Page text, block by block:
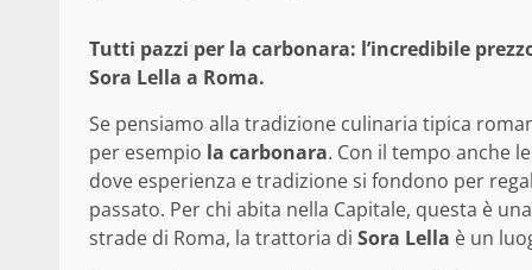
Tutti pazzi per la carbonara: l’incredibile
Sora Lella a Roma.
Se pensiamo alla tradizione culinaria tipica
per esempio la carbonara. Con il tempo anche
dove esperienza e tradizione si fondono per
passato. Per chi abita nella Capitale, questa è
strade di Roma, la trattoria di Sora Lella è un